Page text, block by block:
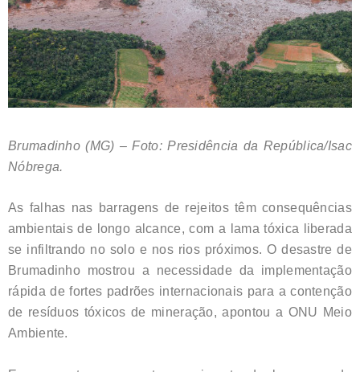
Brumadinho (MG) – Foto: Presidência da República/Isac
Nóbrega.
As falhas nas barragens de rejeitos têm consequências
ambientais de longo alcance, com a lama tóxica liberada
se infiltrando no solo e nos rios próximos. O desastre de
Brumadinho mostrou a necessidade da implementação
rápida de fortes padrões internacionais para a contenção
de resíduos tóxicos de mineração, apontou a ONU Meio
Ambiente.